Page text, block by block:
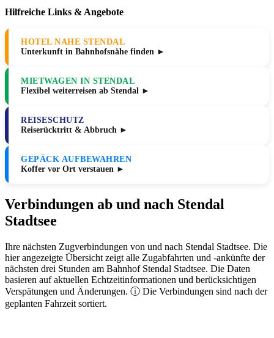
Hilfreiche Links & Angebote
HOTEL NAHE STENDAL
Unterkunft in Bahnhofsnähe finden ►
MIETWAGEN IN STENDAL
Flexibel weiterreisen ab Stendal ►
REISESCHUTZ
Reiserücktritt & Abbruch ►
GEPÄCK AUFBEWAHREN
Koffer vor Ort verstauen ►
Verbindungen ab und nach Stendal
Stadtsee
Ihre nächsten Zugverbindungen von und nach Stendal Stadtsee. Die
hier angezeigte Übersicht zeigt alle Zugabfahrten und -ankünfte der
nächsten drei Stunden am Bahnhof Stendal Stadtsee. Die Daten
basieren auf aktuellen Echtzeitinformationen und berücksichtigen
Verspätungen und Änderungen. ⓘ Die Verbindungen sind nach der
geplanten Fahrzeit sortiert.